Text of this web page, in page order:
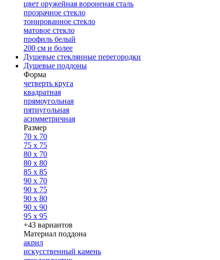
цвет оружейная вороненая сталь
прозрачное стекло
тонированное стекло
матовое стекло
профиль белый
200 см и более
Душевые стеклянные перегородки
Душевые поддоны
Форма
четверть круга
квадратная
прямоугольная
пятиугольная
асимметричная
Размер
70 x 70
75 x 75
80 x 70
80 x 80
85 x 85
90 x 70
90 x 75
90 x 80
90 x 90
95 x 95
+43 вариантов
Материал поддона
акрил
искусственный камень